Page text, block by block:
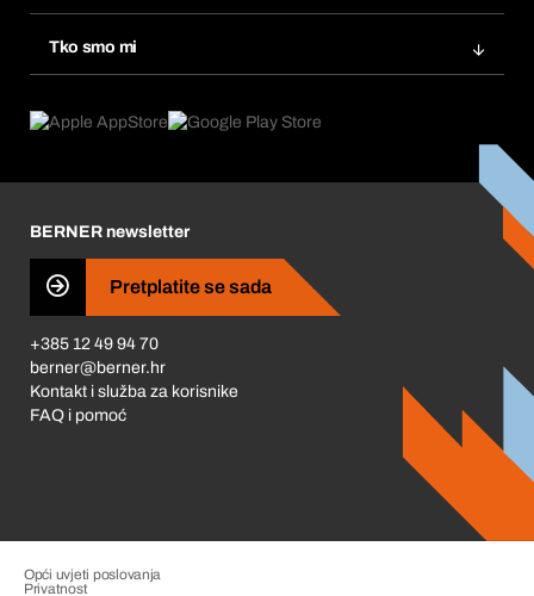
Ponovno naručivanje
Pretplate
Tražitelji proizvoda
Tko smo mi
Što nas pokreće
Business Conduct
BERNER newsletter
Pretplatite se sada
+385 12 49 94 70
berner@berner.hr
Kontakt i služba za korisnike
FAQ i pomoć
Opći uvjeti poslovanja
Privatnost